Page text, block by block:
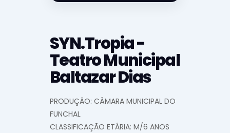
SYN.Tropia -
Teatro Municipal
Baltazar Dias
PRODUÇÃO: CÂMARA MUNICIPAL DO
FUNCHAL
CLASSIFICAÇÃO ETÁRIA: M/6 ANOS